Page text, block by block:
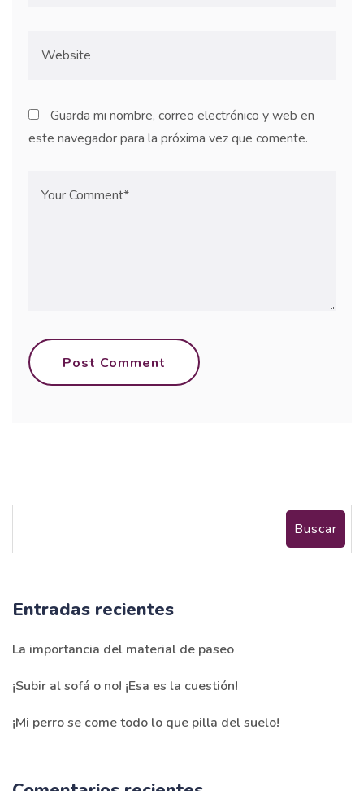
Guarda mi nombre, correo electrónico y web en
este navegador para la próxima vez que comente.
Post Comment
Buscar
Entradas recientes
La importancia del material de paseo
¡Subir al sofá o no! ¡Esa es la cuestión!
¡Mi perro se come todo lo que pilla del suelo!